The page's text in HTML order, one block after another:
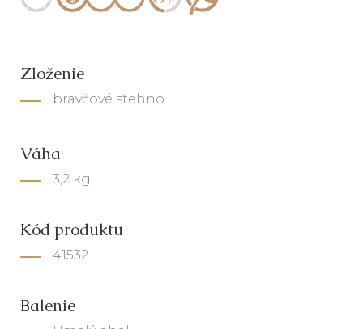
Zloženie
bravčové stehno
Váha
3,2 kg
Kód produktu
41532
Balenie